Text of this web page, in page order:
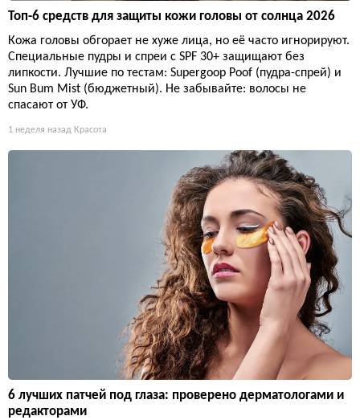
Топ-6 средств для защиты кожи головы от солнца 2026
Кожа головы обгорает не хуже лица, но её часто игнорируют.
Специальные пудры и спреи с SPF 30+ защищают без
липкости. Лучшие по тестам: Supergoop Poof (пудра-спрей) и
Sun Bum Mist (бюджетный). Не забывайте: волосы не
спасают от УФ.
1 неделя назад Красота
6 лучших патчей под глаза: проверено дерматологами и
редакторами